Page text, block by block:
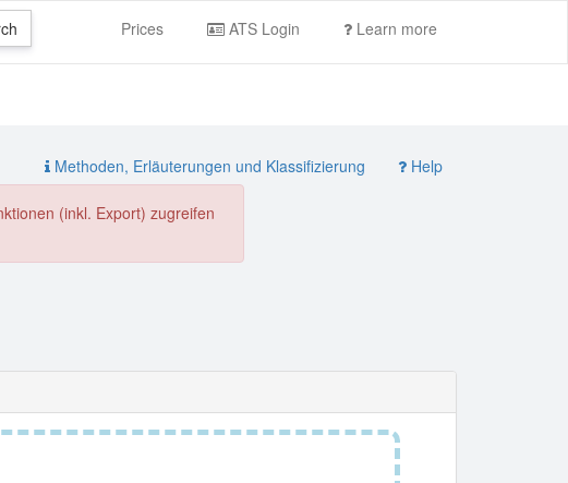
Prices ATS Login Learn more
Methoden, Erläuterungen und Klassifizierung Help
(inkl. Export) zugreifen